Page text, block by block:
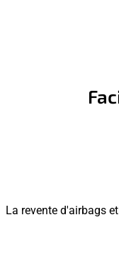
La revente d'airbags